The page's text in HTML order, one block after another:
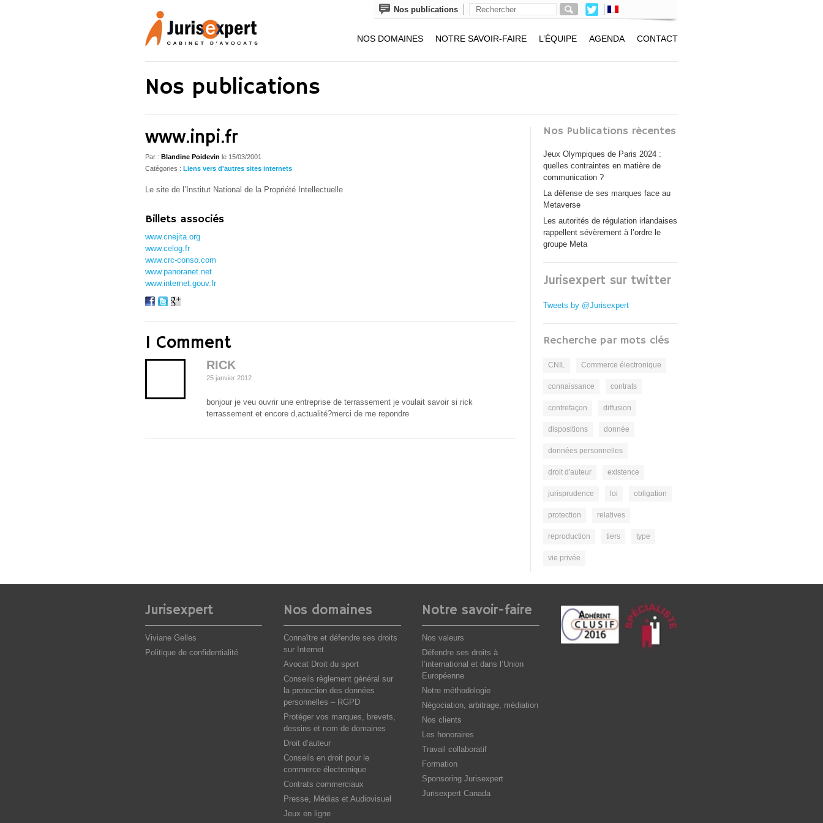
Nos publications
NOS DOMAINES NOTRE SAVOIR-FAIRE L’ÉQUIPE AGENDA CONTACT
Nos publications
www.inpi.fr
Par : Blandine Poidevin le 15/03/2001
Catégories : Liens vers d'autres sites internets
Le site de l’Institut National de la Propriété Intellectuelle
Billets associés
www.cnejita.org
www.celog.fr
www.crc-conso.com
www.panoranet.net
www.internet.gouv.fr
1 Comment
RICK
25 janvier 2012
bonjour je veu ouvrir une entreprise de terrassement je voulait savoir si rick
terrassement et encore d,actualité?merci de me repondre
Nos Publications récentes
Jeux Olympiques de Paris 2024 :
quelles contraintes en matière de
communication ?
La défense de ses marques face au
Metaverse
Les autorités de régulation irlandaises
rappellent sévèrement à l’ordre le
groupe Meta
Jurisexpert sur twitter
Tweets by @Jurisexpert
Recherche par mots clés
CNIL Commerce électronique
connaissance contrats
contrefaçon diffusion
dispositions donnée
données personnelles
droit d'auteur existence
jurisprudence loi obligation
protection relatives
reproduction tiers type
vie privée
Jurisexpert
Viviane Gelles
Politique de confidentialité
Nos domaines
Connaître et défendre ses droits
sur Internet
Avocat Droit du sport
Conseils règlement général sur
la protection des données
personnelles – RGPD
Protéger vos marques, brevets,
dessins et nom de domaines
Droit d’auteur
Conseils en droit pour le
commerce électronique
Contrats commerciaux
Presse, Médias et Audiovisuel
Jeux en ligne
Notre savoir-faire
Nos valeurs
Défendre ses droits à
l’international et dans l’Union
Européenne
Notre méthodologie
Négociation, arbitrage, médiation
Nos clients
Les honoraires
Travail collaboratif
Formation
Sponsoring Jurisexpert
Jurisexpert Canada